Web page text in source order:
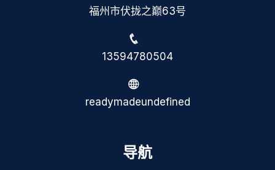
福州市伏拢之巅63号
13594780504
readymadeundefined
导航